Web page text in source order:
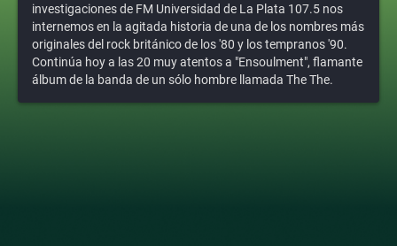
investigaciones de FM Universidad de La Plata 107.5 nos
internemos en la agitada historia de una de los nombres más
originales del rock británico de los '80 y los tempranos '90.
Continúa hoy a las 20 muy atentos a "Ensoulment", flamante
álbum de la banda de un sólo hombre llamada The The.